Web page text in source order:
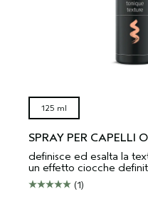
125 ml
SPRAY PER CAPELLI
definisce ed esalta la
un effetto ciocche
(1)